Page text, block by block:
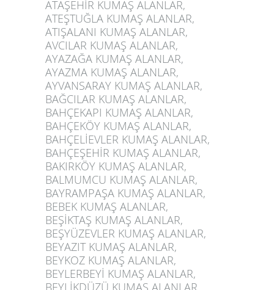
ATAŞEHİR KUMAŞ ALANLAR,
ATEŞTUĞLA KUMAŞ ALANLAR,
ATIŞALANI KUMAŞ ALANLAR,
AVCILAR KUMAŞ ALANLAR,
AYAZAĞA KUMAŞ ALANLAR,
AYAZMA KUMAŞ ALANLAR,
AYVANSARAY KUMAŞ ALANLAR,
BAĞCILAR KUMAŞ ALANLAR,
BAHÇEKAPI KUMAŞ ALANLAR,
BAHÇEKÖY KUMAŞ ALANLAR,
BAHÇELİEVLER KUMAŞ ALANLAR,
BAHÇEŞEHİR KUMAŞ ALANLAR,
BAKIRKÖY KUMAŞ ALANLAR,
BALMUMCU KUMAŞ ALANLAR,
BAYRAMPAŞA KUMAŞ ALANLAR,
BEBEK KUMAŞ ALANLAR,
BEŞİKTAŞ KUMAŞ ALANLAR,
BEŞYÜZEVLER KUMAŞ ALANLAR,
BEYAZIT KUMAŞ ALANLAR,
BEYKOZ KUMAŞ ALANLAR,
BEYLERBEYİ KUMAŞ ALANLAR,